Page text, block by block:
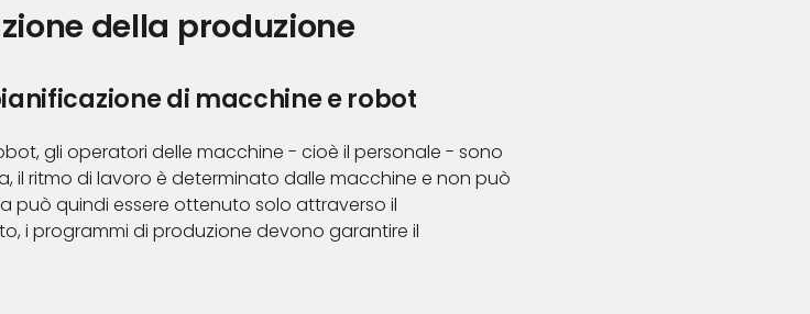
della produzione
di macchine e robot
gli operatori delle macchine - cioè il personale - sono
il ritmo di lavoro è determinato dalle macchine e non può
può quindi essere ottenuto solo attraverso il
i programmi di produzione devono garantire il